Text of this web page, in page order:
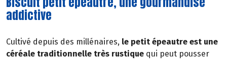
addictive
Cultivé depuis des millénaires, le petit épeautre est une
céréale traditionnelle très rustique qui peut pousser